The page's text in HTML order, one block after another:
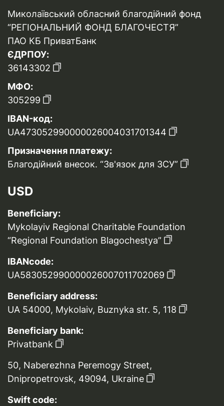
Миколаївський обласний благодійний фонд
“РЕГІОНАЛЬНИЙ ФОНД БЛАГОЧЕСТЯ”
ПАО КБ ПриватБанк
ЄДРПОУ:
36143302
МФО:
305299
IBAN-код:
UA473052990000026004031701344
Призначення платежу:
Благодійний внесок. “Зв'язок для ЗСУ”
USD
Beneficiary:
Mykolayiv Regional Charitable Foundation
“Regional Foundation Blagochestya”
IBANcode:
UA583052990000026007011702069
Beneficiary address:
UA 54000, Mykolaiv, Buznyka str. 5, 118
Beneficiary bank:
Privatbank
50, Naberezhna Peremogy Street,
Dnipropetrovsk, 49094, Ukraine
Swift code: